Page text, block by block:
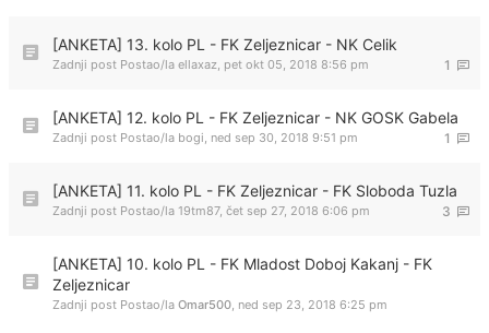
[ANKETA] 13. kolo PL - FK Zeljeznicar - NK Celik
1
Zadnji post Postao/la ellaxaz, pet okt 05, 2018 8:56 pm
[ANKETA] 12. kolo PL - FK Zeljeznicar - NK GOSK Gabela
1
Zadnji post Postao/la bogi, ned sep 30, 2018 9:51 pm
[ANKETA] 11. kolo PL - FK Zeljeznicar - FK Sloboda Tuzla
3
Zadnji post Postao/la 19tm87, čet sep 27, 2018 6:06 pm
[ANKETA] 10. kolo PL - FK Mladost Doboj Kakanj - FK
Zeljeznicar
Zadnji post Postao/la Omar500, ned sep 23, 2018 6:25 pm